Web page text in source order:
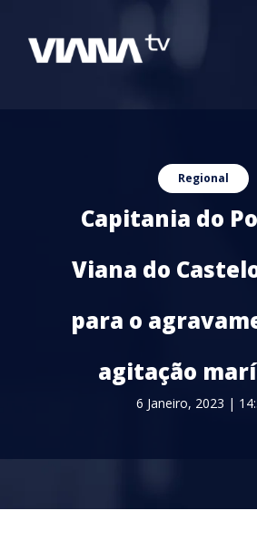
Regional
Capitania do
Viana do
para o
agitação
6 Janeiro, 2023 |